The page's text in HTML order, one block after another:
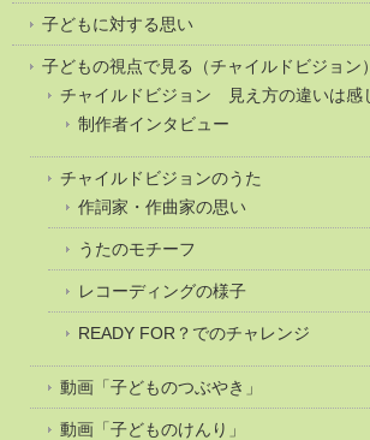
子どもに対する思い
子どもの視点で見る（チャイルドビジョン）
チャイルドビジョン 見え方の違いは感
制作者インタビュー
チャイルドビジョンのうた
作詞家・作曲家の思い
うたのモチーフ
レコーディングの様子
READY FOR？でのチャレンジ
動画「子どものつぶやき」
動画「子どものけんり」